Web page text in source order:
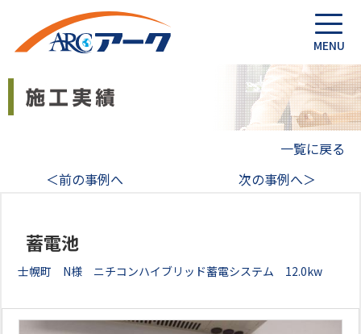
一覧に戻る
＜前の事例へ
次の事例へ＞
蓄電池
士幌町 N様 ニチコンハイブリッド蓄電システム 12.0kw